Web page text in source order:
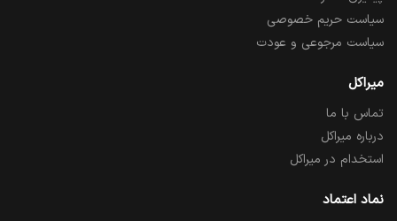
تبلت و موبایل تجهیزات پسیو شبکه
تلویزیون
درایو نوری
دستگاه ضبط تصاویر
رم کامپیوتر
سیاست حریم خصوصی
سیاست مرجوعی و عودت
میراکل
تماس با ما
درباره میراکل
استخدام در میراکل
نماد اعتماد